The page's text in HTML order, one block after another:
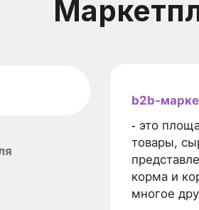
b2b-
- это
товары,
корма и
многое